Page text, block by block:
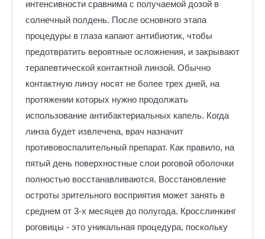
интенсивности сравнима с получаемой дозой в
солнечный полдень. После основного этапа
процедуры в глаза капают антибиотик, чтобы
предотвратить вероятные осложнения, и закрывают
терапевтической контактной линзой. Обычно
контактную линзу носят не более трех дней, на
протяжении которых нужно продолжать
использование антибактериальных капель. Когда
линза будет извлечена, врач назначит
противовоспалительный препарат. Как правило, на
пятый день поверхностные слои роговой оболочки
полностью восстанавливаются. Восстановление
остроты зрительного восприятия может занять в
среднем от 3-х месяцев до полугода. Кросслинкинг
роговицы - это уникальная процедура, поскольку